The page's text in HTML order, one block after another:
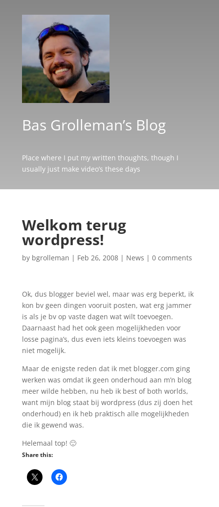
Bas Grolleman’s Blog
Place where I put my written thoughts, though I
usually just make video’s these days
Welkom terug
wordpress!
by bgrolleman | Feb 26, 2008| News | 0 comments
Ok, dus blogger beviel wel, maar was erg beperkt, ik
kon bv geen dingen vooruit posten, wat erg jammer
is als je bv op vaste dagen wat wilt toevoegen.
Daarnaast had het ook geen mogelijkheden voor
losse pagina’s, dus even iets kleins toevoegen was
niet mogelijk.
Maar de enigste reden dat ik met blogger.com ging
werken was omdat ik geen onderhoud aan m’n blog
meer wilde hebben, nu heb ik best of both worlds,
want mijn blog staat bij wordpress (dus zij doen het
onderhoud) en ik heb praktisch alle mogelijkheden
die ik gewend was.
Helemaal top! 🙂
Share this: